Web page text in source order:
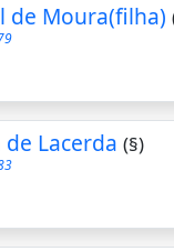
de Moura(filha)
de Lacerda (§)